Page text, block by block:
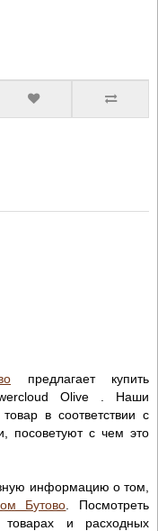
предлагает купить
Olive . Наши
в соответствии с
посоветуют с чем это
информацию о том,
Бутово . Посмотреть
и расходных